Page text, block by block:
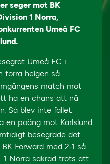
seger mot BK
1 Norra,
Umeå FC
Umeå FC i
förra helgen så
match mot
ha en chans att nå
Så blev inte fallet.
en poäng mot Karlslund
besegrade det
Forward med 2-1 så
Norra säkrad trots att